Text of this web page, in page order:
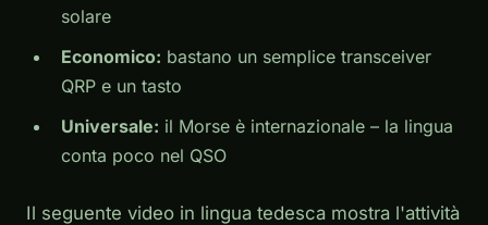
solare
Economico: bastano un semplice transceiver
QRP e un tasto
Universale: il Morse è internazionale – la lingua
conta poco nel QSO
Il seguente video in lingua tedesca mostra l'attività